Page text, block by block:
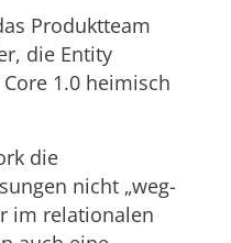
Produktteam
die Entity
1.0 heimisch
die
nicht „weg­
im relationalen